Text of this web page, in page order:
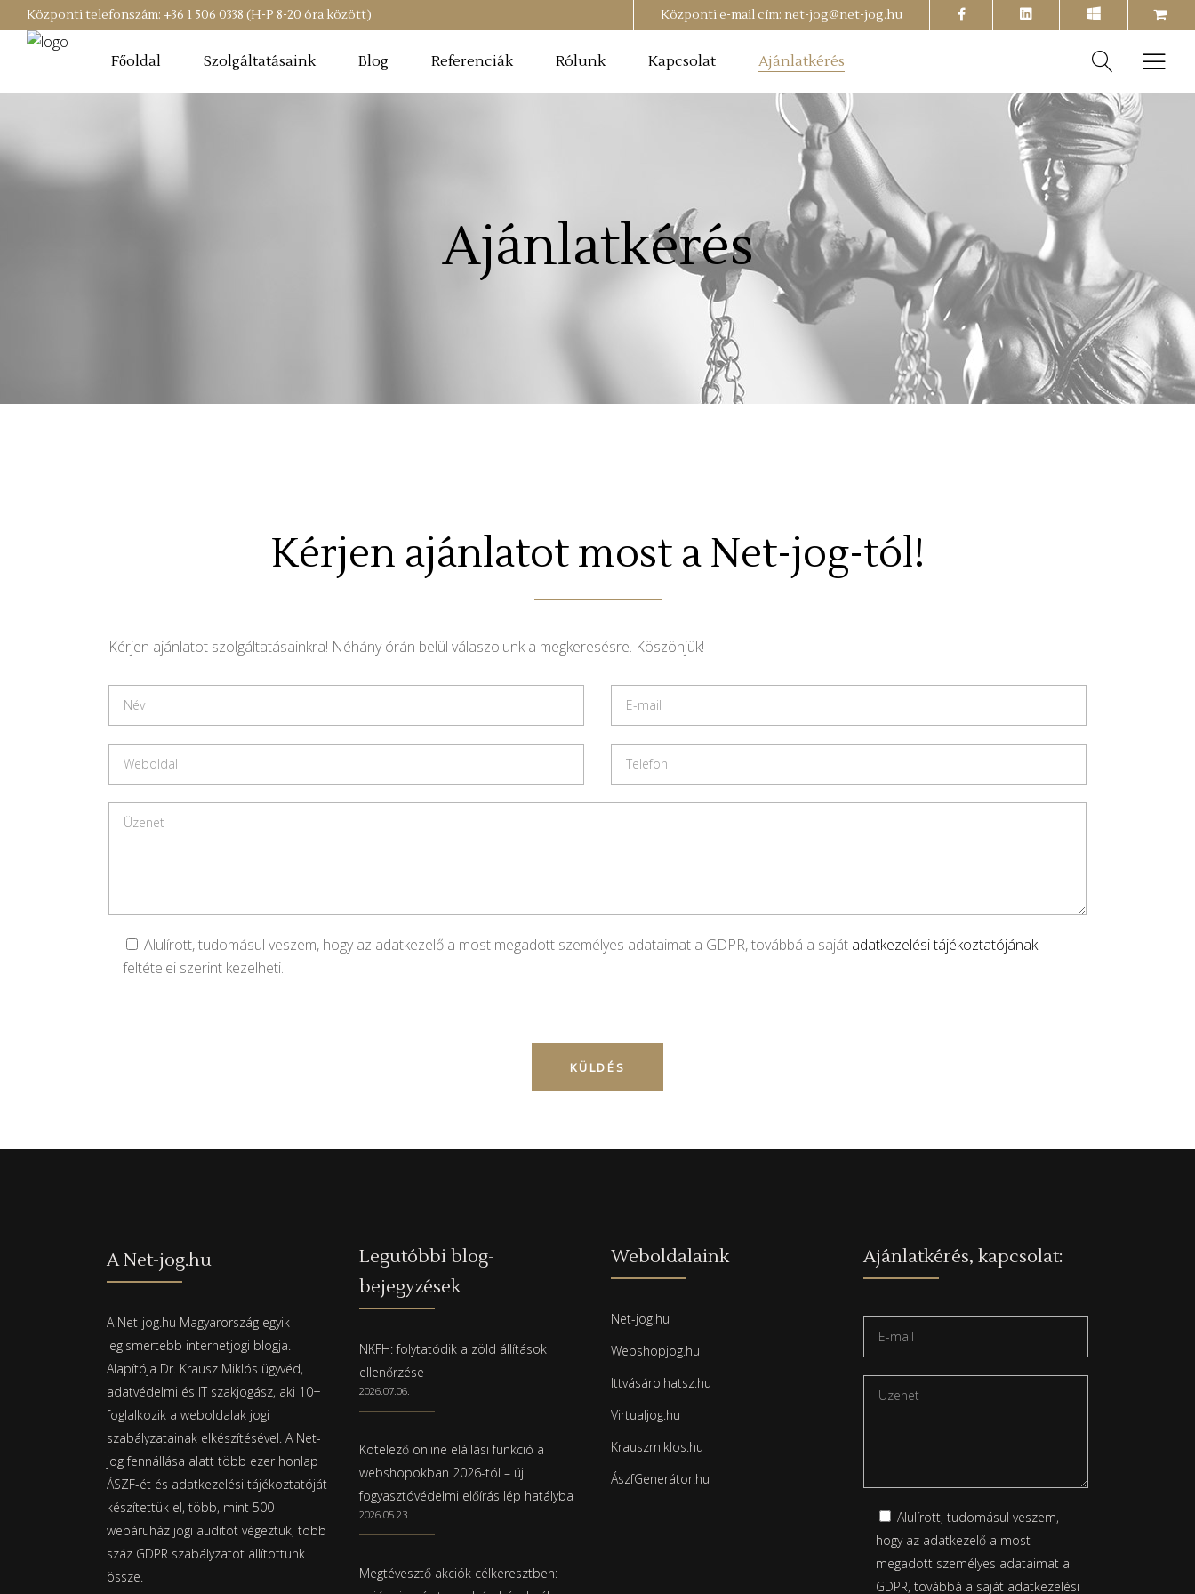
Központi telefonszám: +36 1 506 0338 (H-P 8-20 óra között) Központi e-mail cím: net-jog@net-jog.hu facebook
shopping-
cart
Főoldal Szolgáltatásaink Blog Referenciák Rólunk Kapcsolat Ajánlatkérés
Ajánlatkérés
Kérjen ajánlatot most a Net-jog-tól!
Kérjen ajánlatot szolgáltatásainkra! Néhány órán belül válaszolunk a megkeresésre. Köszönjük!
Alulírott, tudomásul veszem, hogy az adatkezelő a most megadott személyes adataimat a GDPR, továbbá a saját adatkezelési tájékoztatójának
feltételei szerint kezelheti.
Please leave this field empty.
A Net-jog.hu
A Net-jog.hu Magyarország egyik
legismertebb internetjogi blogja.
Alapítója Dr. Krausz Miklós ügyvéd,
adatvédelmi és IT szakjogász, aki 10+
foglalkozik a weboldalak jogi
szabályzatainak elkészítésével. A Net-
jog fennállása alatt több ezer honlap
ÁSZF-ét és adatkezelési tájékoztatóját
készítettük el, több, mint 500
webáruház jogi auditot végeztük, több
száz GDPR szabályzatot állítottunk
össze.
Legutóbbi blog-
bejegyzések
NKFH: folytatódik a zöld állítások
ellenőrzése
2026.07.06.
Kötelező online elállási funkció a
webshopokban 2026-tól – új
fogyasztóvédelmi előírás lép hatályba
2026.05.23.
Megtévesztő akciók célkeresztben:
Weboldalaink
Net-jog.hu
Webshopjog.hu
Ittvásárolhatsz.hu
Virtualjog.hu
Krauszmiklos.hu
ÁszfGenerátor.hu
Ajánlatkérés, kapcsolat:
Alulírott, tudomásul veszem,
hogy az adatkezelő a most
megadott személyes adataimat a
GDPR, továbbá a saját adatkezelési